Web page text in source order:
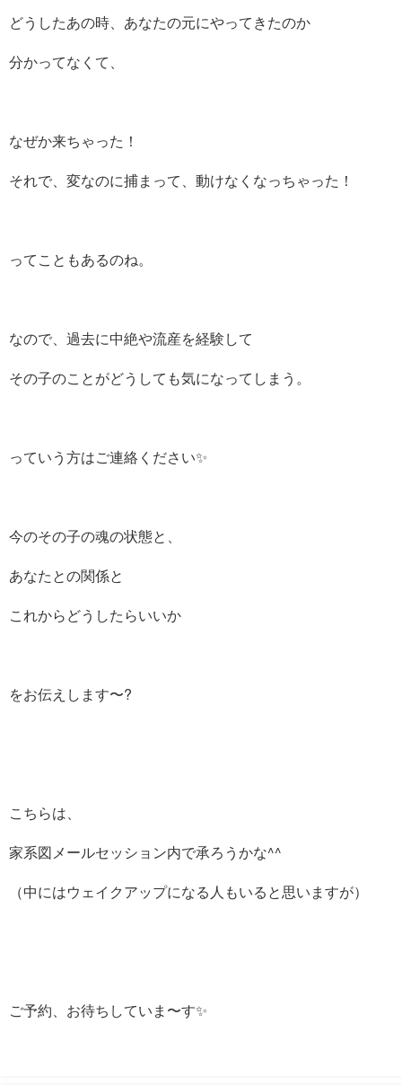
どうしたあの時、あなたの元にやってきたのか
分かってなくて、
なぜか来ちゃった！
それで、変なのに捕まって、動けなくなっちゃった！
ってこともあるのね。
なので、過去に中絶や流産を経験して
その子のことがどうしても気になってしまう。
っていう方はご連絡ください✨
今のその子の魂の状態と、
あなたとの関係と
これからどうしたらいいか
をお伝えします〜?
こちらは、
家系図メールセッション内で承ろうかな^^
（中にはウェイクアップになる人もいると思いますが）
ご予約、お待ちしていま〜す✨